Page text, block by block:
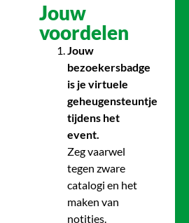
Jouw
voordelen
Jouw
bezoekersbadge
is je virtuele
geheugensteuntje
tijdens het
event.
Zeg vaarwel
tegen zware
catalogi en het
maken van
notities.